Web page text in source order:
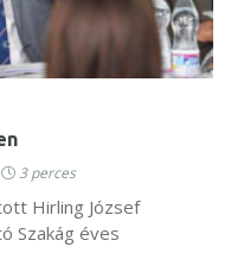
3 perces
Hirling József
Szakág éves